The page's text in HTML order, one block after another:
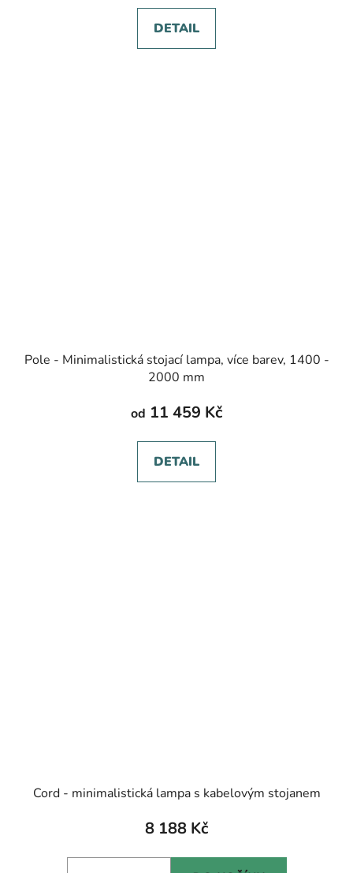
DETAIL
Pole - Minimalistická stojací lampa, více barev, 1400 -
2000 mm
od 11 459 Kč
DETAIL
Cord - minimalistická lampa s kabelovým stojanem
8 188 Kč